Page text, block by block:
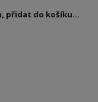
přidat do košíku...